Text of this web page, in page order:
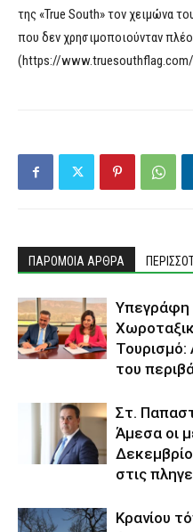
της «True South» τον χειμώνα
που δεν χρησιμοποιούνταν
(https://
ΠΑΡΟΜΟΙΑ ΑΡΘΡΑ
Υπεγράφη
Τουρισμό:
του
Στ.
Άμεσα οι
στις
Κρανίου